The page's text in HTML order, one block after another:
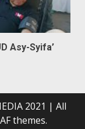
Asy-Syifa’
2021 | All
themes.